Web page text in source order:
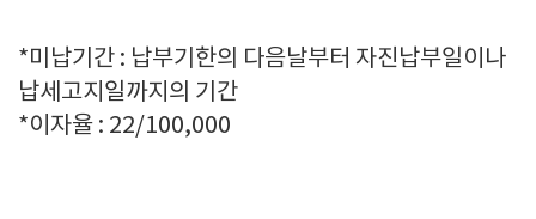
*미납기간 : 납부기한의 다음날부터 자진납부일이나
납세고지일까지의 기간
*이자율 : 22/100,000